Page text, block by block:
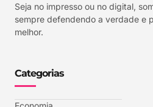
Seja no impresso ou no digital,
sempre defendendo a verdade e
melhor.
Categorias